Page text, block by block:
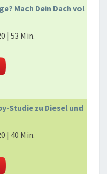
Mach Dein Dach vol
| 53 Min.
Studie zu Diesel und
| 40 Min.